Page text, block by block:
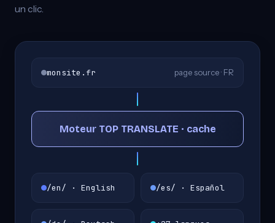
un clic.
monsite.fr page source · FR
Moteur TOP TRANSLATE · cache
/en/ · English /es/ · Español